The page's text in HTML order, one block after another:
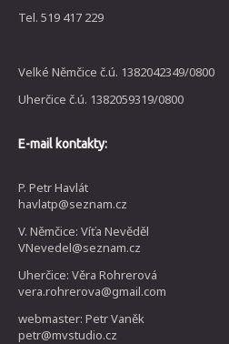
Tel. 519 417 229
Velké Němčice č.ú. 1382042349/0800
Uherčice č.ú. 1382059319/0800
E-mail kontakty:
P. Petr Havlát
havlatp@seznam.cz
V. Němčice: Víťa Nevěděl
VNevedel@seznam.cz
Uherčice: Věra Rohrerová
vera.rohrerova@gmail.com
webmaster: Petr Vaněk
petr@mvstudio.cz